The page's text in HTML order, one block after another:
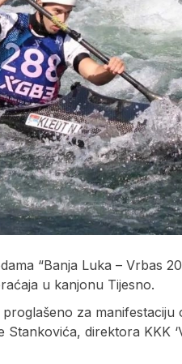
“Banja Luka – Vrbas
u kanjonu Tijesno.
za
direktora KKK